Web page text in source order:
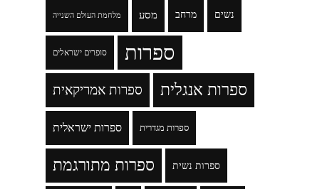
מלחמת העולם השנייה מסע מרחב נשים
סופרים ישראלים ספרות
ספרות אמריקאית ספרות אנגלית
ספרות ישראלית ספרות מגדרית
ספרות מתורגמת ספרות נשית